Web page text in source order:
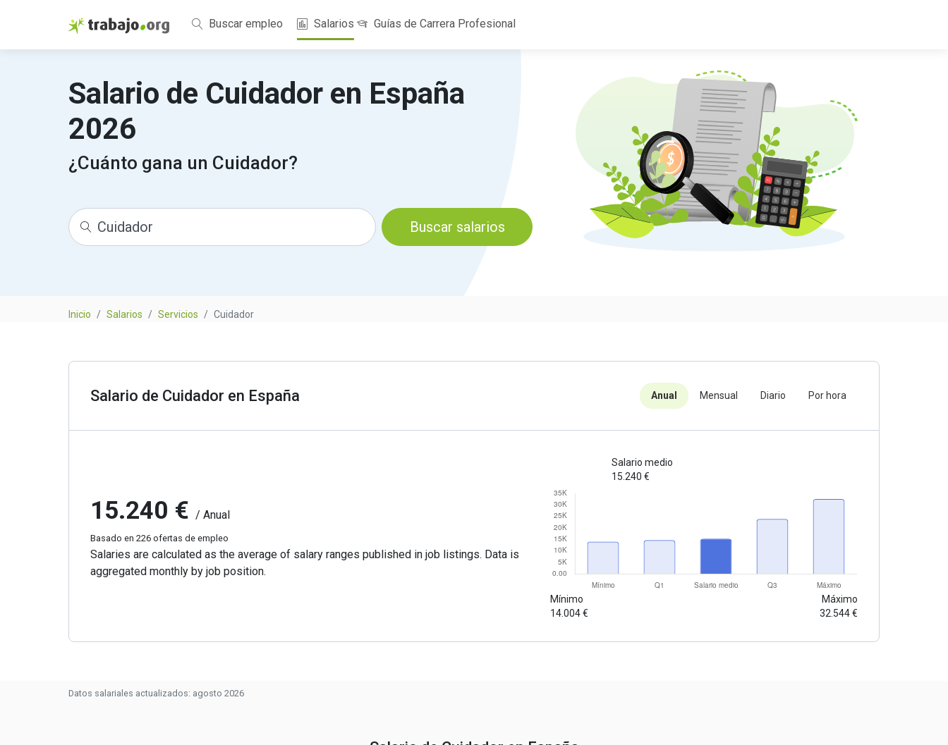
Buscar empleo Salarios Guías de Carrera Profesional
Salario de Cuidador en España
2026
¿Cuánto gana un Cuidador?
Buscar salarios
Inicio Salarios Servicios Cuidador
Salario de Cuidador en España Anual Mensual Diario Por hora
15.240 € / Anual
Basado en 226 ofertas de empleo
Salaries are calculated as the average of salary ranges published in job listings. Data is
aggregated monthly by job position.
Mínimo
14.004 €
Salario medio
15.240 €
Máximo
32.544 €
Datos salariales actualizados: agosto 2026